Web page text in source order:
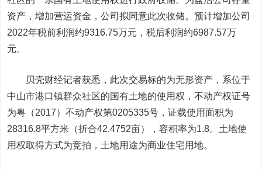
资产，增加营运资金，公司拟同意此次收储。预计增加公司
2022年税前利润约9316.75万元，税后利润约6987.57万
元。
贝壳财经记者获悉，此次交易标的为无形资产，系位于
中山市港口镇群众社区的国有土地的使用权，不动产权证号
为粤（2017）不动产权第0205335号，证载使用面积为
28316.8平方米（折合42.4752亩），容积率为1.8。土地使
用权取得方式为竞拍，土地用途为商业住宅用地。